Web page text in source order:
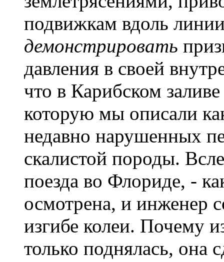
подвижкам вдоль
демонстрировать
давления в своей
что в Карибском
которую мы описали
недавно нарушенных
скалистой породы.
поезда во Флориде, -
осмотрена, и инженер
изгибе колеи. Почему
только поднялась, она